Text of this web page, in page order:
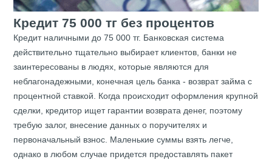
Кредит 75 000 тг без процентов
Кредит наличными до 75 000 тг. Банковская система
действительно тщательно выбирает клиентов, банки не
заинтересованы в людях, которые являются для
неблагонадежными, конечная цель банка - возврат займа с
процентной ставкой. Когда происходит оформления крупной
сделки, кредитор ищет гарантии возврата денег, поэтому
требую залог, внесение данных о поручителях и
первоначальный взнос. Маленькие суммы взять легче,
однако в любом случае придется предоставлять пакет